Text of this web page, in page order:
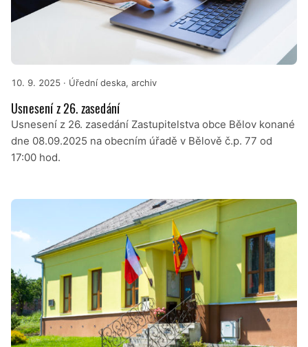
10. 9. 2025 · Úřední deska, archiv
Usnesení z 26. zasedání
Usnesení z 26. zasedání Zastupitelstva obce Bělov konané
dne 08.09.2025 na obecním úřadě v Bělově č.p. 77 od
17:00 hod.